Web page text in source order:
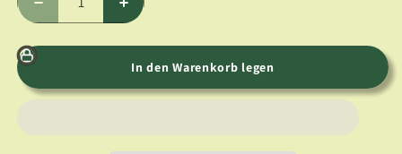
Verringere
die
Menge
Damaru
Erhöhe
die
Menge
für
Damaru
In den Warenkorb legen